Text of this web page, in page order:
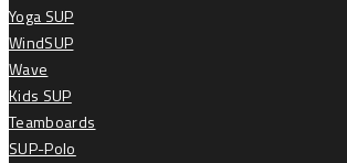
Yoga SUP
WindSUP
Wave
Kids SUP
Teamboards
SUP-Polo